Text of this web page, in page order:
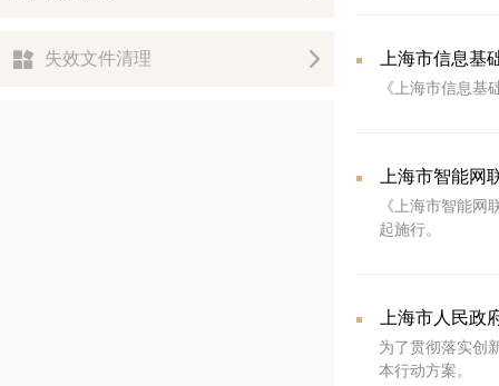
失效文件清理 上海市信息基
《上海市信息
上海市智能网
《上海市智能
起施行。
为了贯彻落实创
本行动方案。